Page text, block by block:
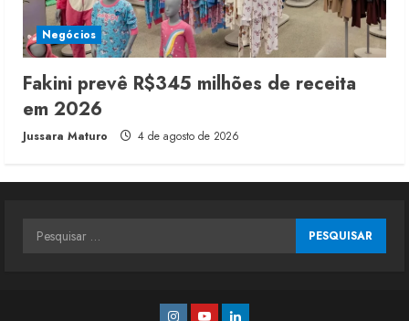
Negócios
Fakini prevê R$345 milhões de receita
em 2026
Jussara Maturo 4 de agosto de 2026
Pesquisar
Instagram
YoutubeLinkedin